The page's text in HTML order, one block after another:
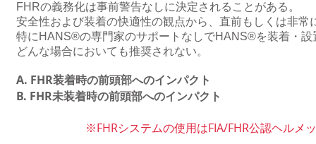
FHRの義務化は事前警告なしに決定されることがある。
安全性および装着の快適性の観点から、直前もしくは非常
特にHANS®の専門家のサポートなしでHANS®を装着・設
どんな場合においても推奨されない。
A. FHR装着時の前頭部へのインパクト
B. FHR未装着時の前頭部へのインパクト
※FHRシステムの使用はFIA/FHR公認ヘルメ